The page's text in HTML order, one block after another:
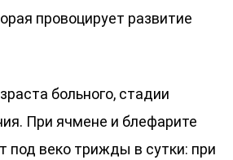
провоцирует развитие
больного, стадии
При ячмене и блефарите
под веко трижды в сутки: при